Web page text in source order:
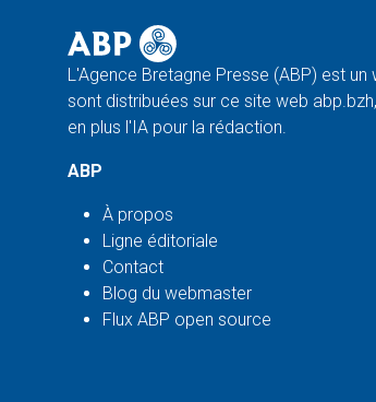
L'Agence Bretagne Presse (ABP) est
sont distribuées sur ce site web
en plus l'IA pour la rédaction.
ABP
À propos
Ligne éditoriale
Contact
Blog du webmaster
Flux ABP open source